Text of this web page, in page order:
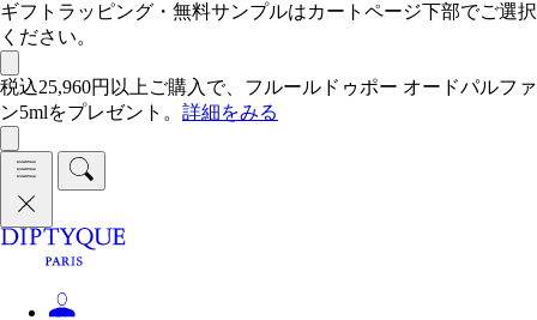
ギフトラッピング・無料サンプルはカートページ下部でご選択
ください。
税込25,960円以上ご購入で、フルールドゥポー オードパルファ
ン5mlをプレゼント。 詳細をみる